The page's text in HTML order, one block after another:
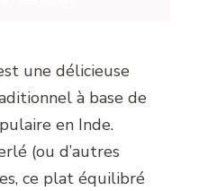
une délicieuse
à base de
en Inde.
(ou d’autres
ce plat équilibré